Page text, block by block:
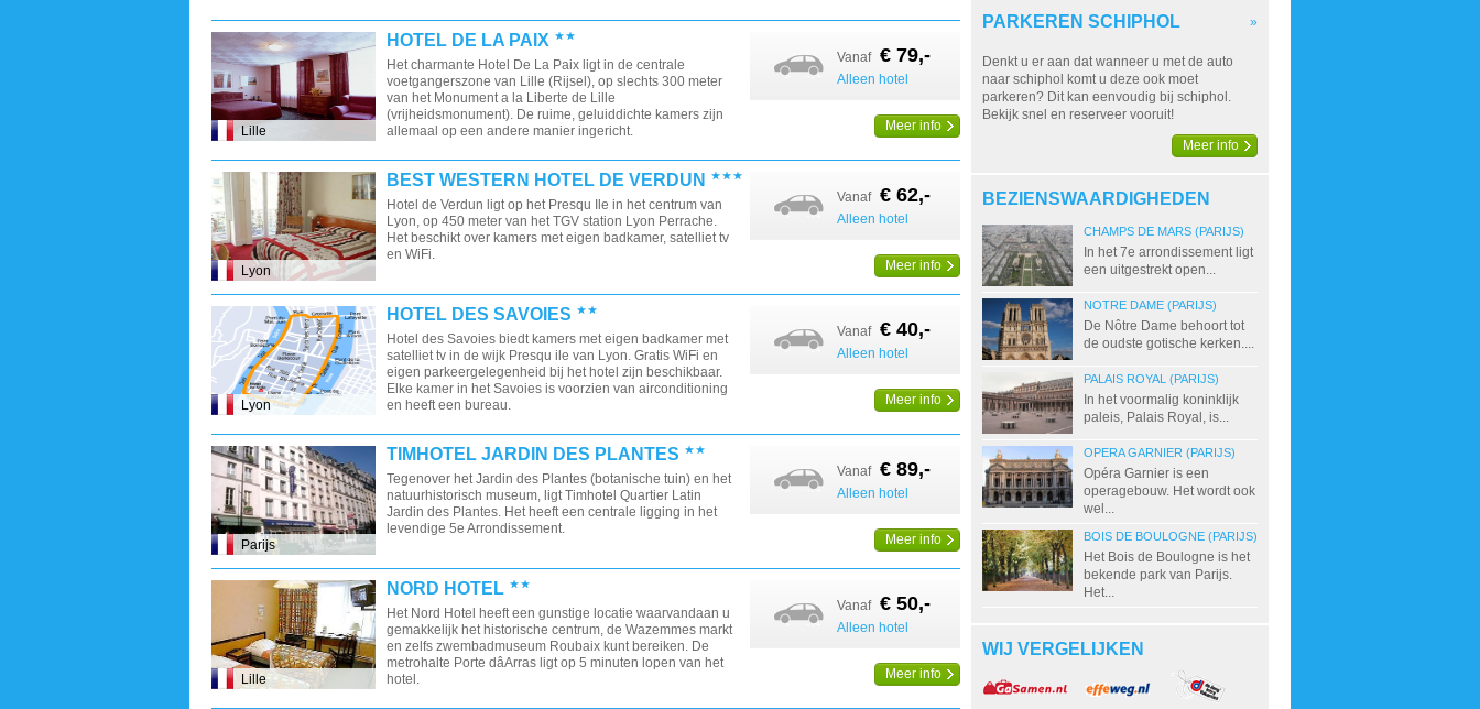
Lille
HOTEL DE LA PAIX
Het charmante Hotel De La Paix ligt in de centrale
voetgangerszone van Lille (Rijsel), op slechts 300 meter
van het Monument a la Liberte de Lille
(vrijheidsmonument). De ruime, geluiddichte kamers zijn
allemaal op een andere manier ingericht.
Vanaf € 79,-
Alleen hotel
Meer info
Lyon
BEST WESTERN HOTEL DE VERDUN
Hotel de Verdun ligt op het Presqu Ile in het centrum van
Lyon, op 450 meter van het TGV station Lyon Perrache.
Het beschikt over kamers met eigen badkamer, satelliet tv
en WiFi.
Vanaf € 62,-
Alleen hotel
Meer info
Lyon
HOTEL DES SAVOIES
Hotel des Savoies biedt kamers met eigen badkamer met
satelliet tv in de wijk Presqu ile van Lyon. Gratis WiFi en
eigen parkeergelegenheid bij het hotel zijn beschikbaar.
Elke kamer in het Savoies is voorzien van airconditioning
en heeft een bureau.
Vanaf € 40,-
Alleen hotel
Meer info
Parijs
TIMHOTEL JARDIN DES PLANTES
Tegenover het Jardin des Plantes (botanische tuin) en het
natuurhistorisch museum, ligt Timhotel Quartier Latin
Jardin des Plantes. Het heeft een centrale ligging in het
levendige 5e Arrondissement.
Vanaf € 89,-
Alleen hotel
Meer info
Lille
NORD HOTEL
Het Nord Hotel heeft een gunstige locatie waarvandaan u
gemakkelijk het historische centrum, de Wazemmes markt
en zelfs zwembadmuseum Roubaix kunt bereiken. De
metrohalte Porte dâArras ligt op 5 minuten lopen van het
hotel.
Vanaf € 50,-
Alleen hotel
Meer info
PARKEREN SCHIPHOL »
Denkt u er aan dat wanneer u met de auto
naar schiphol komt u deze ook moet
parkeren? Dit kan eenvoudig bij schiphol.
Bekijk snel en reserveer vooruit!
Meer info
BEZIENSWAARDIGHEDEN
CHAMPS DE MARS (PARIJS)
In het 7e arrondissement ligt
een uitgestrekt open...
NOTRE DAME (PARIJS)
De Nôtre Dame behoort tot
de oudste gotische kerken....
PALAIS ROYAL (PARIJS)
In het voormalig koninklijk
paleis, Palais Royal, is...
OPERA GARNIER (PARIJS)
Opéra Garnier is een
operagebouw. Het wordt ook
wel...
BOIS DE BOULOGNE (PARIJS)
Het Bois de Boulogne is het
bekende park van Parijs.
Het...
WIJ VERGELIJKEN